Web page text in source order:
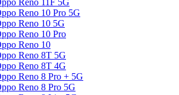
Reno 11F 5G
Reno 10 Pro 5G
Reno 10 5G
Reno 10 Pro
Reno 10
Reno 8T 5G
Reno 8T 4G
Reno 8 Pro + 5G
Reno 8 Pro 5G